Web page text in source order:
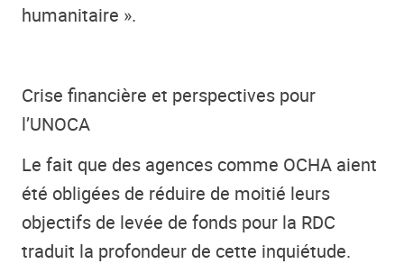
humanitaire ».
Crise financière et perspectives pour
l’UNOCA
Le fait que des agences comme OCHA aient
été obligées de réduire de moitié leurs
objectifs de levée de fonds pour la RDC
traduit la profondeur de cette inquiétude.